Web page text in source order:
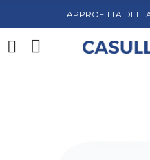
APPROFITTA